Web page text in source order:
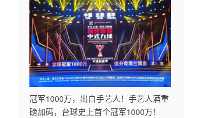
冠军1000万，出自手艺人！手艺人酒重
磅加码，台球史上首个冠军1000万！